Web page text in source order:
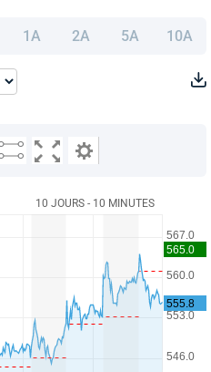
1A 2A 5A 10A
10 JOURS - 10 MINUTES